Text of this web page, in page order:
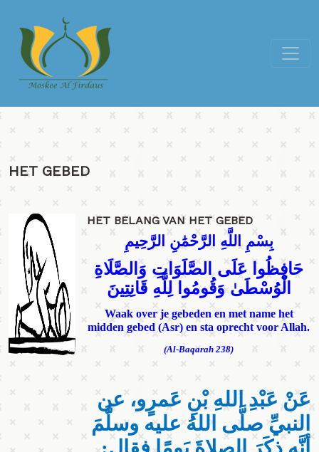
HET GEBED
HET BELANG VAN HET GEBED
بِسْمِ اللَّهِ الرَّحْمَٰنِ الرَّحِيمِ
حَافِظُوا عَلَى الصَّلَوَاتِ وَالصَّلَاةِ
الْوُسْطَىٰ وَقُومُوا لِلَّهِ قَانِتِينَ
Waak over je gebeden en met name het
midden gebed (Asr) en sta oprecht voor Allah.
(Al-Baqarah 238)
عَنْ عَبْدِ اللهِ بْنِ عَمرٍو، عن
النبيِّ صلَّى اللهُ عليه وسلَّمَ